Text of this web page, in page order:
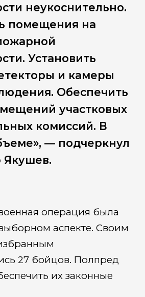
неукоснительно.
помещения на
Установить
и камеры
Обеспечить
участковых
комиссий. В
— подчеркнул
Якушев.
операция была
аспекте. Своим
27 бойцов. Полпред
их законные